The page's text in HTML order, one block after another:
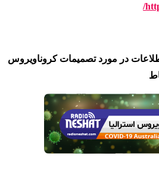
در مورد تصمیمات کروناویروس